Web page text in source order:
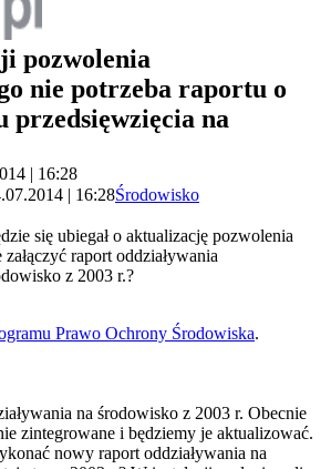
pozwolenia
nie potrzeba raportu o
przedsięwzięcia na
| 16:28
| 16:28Środowisko
się ubiegał o aktualizację pozwolenia
raport oddziaływania
z 2003 r.?
Prawo Ochrony Środowiska.
na środowisko z 2003 r. Obecnie
zintegrowane i będziemy je aktualizować.
nowy raport oddziaływania na